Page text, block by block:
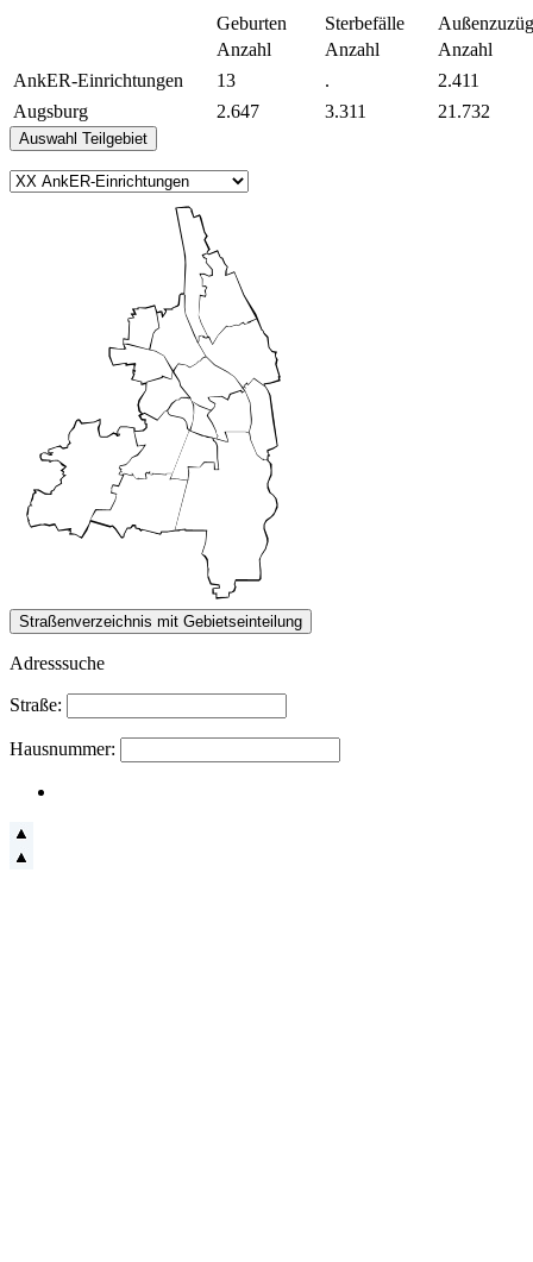
Geburten Sterbefälle
Anzahl
Anzahl
Anzahl
AnkER-Einrichtungen
13 .
2.411
Augsburg
2.647 3.311 21.732
Adresssuche
Straße:
Hausnummer: